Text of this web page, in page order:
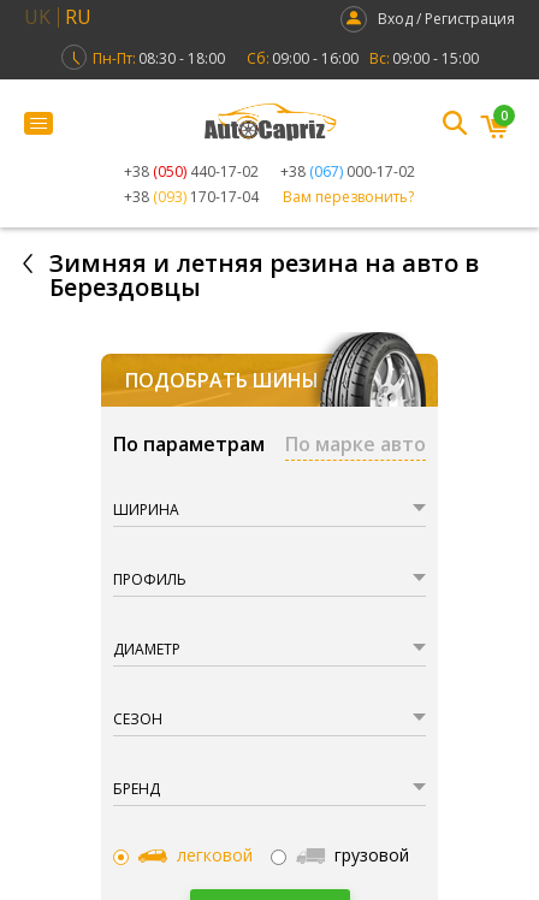
UK RU
Вход / Регистрация
Пн-Пт: 08:30 - 18:00 Сб: 09:00 - 16:00 Вс: 09:00 - 15:00
+38 (050) 440-17-02 +38 (067) 000-17-02
+38 (093) 170-17-04 Вам перезвонить?
0
Зимняя и летняя резина на авто в
Берездовцы
ПОДОБРАТЬ ШИНЫ
По параметрам По марке авто
ШИРИНА
ПРОФИЛЬ
ДИАМЕТР
СЕЗОН
БРЕНД
легковой грузовой